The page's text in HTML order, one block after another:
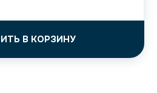
В КОРЗИНУ